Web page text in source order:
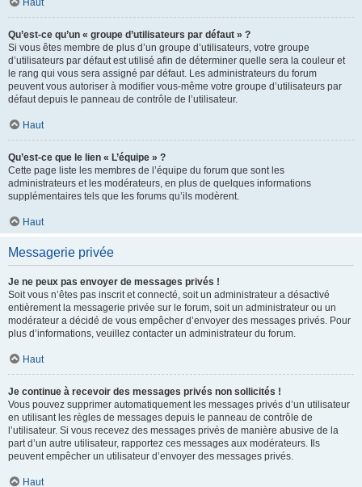
Haut
Qu’est-ce qu’un « groupe d’utilisateurs par défaut » ?
Si vous êtes membre de plus d’un groupe d’utilisateurs, votre groupe
d’utilisateurs par défaut est utilisé afin de déterminer quelle sera la couleur et
le rang qui vous sera assigné par défaut. Les administrateurs du forum
peuvent vous autoriser à modifier vous-même votre groupe d’utilisateurs par
défaut depuis le panneau de contrôle de l’utilisateur.
Haut
Qu’est-ce que le lien « L’équipe » ?
Cette page liste les membres de l’équipe du forum que sont les
administrateurs et les modérateurs, en plus de quelques informations
supplémentaires tels que les forums qu’ils modèrent.
Haut
Messagerie privée
Je ne peux pas envoyer de messages privés !
Soit vous n’êtes pas inscrit et connecté, soit un administrateur a désactivé
entièrement la messagerie privée sur le forum, soit un administrateur ou un
modérateur a décidé de vous empêcher d’envoyer des messages privés. Pour
plus d’informations, veuillez contacter un administrateur du forum.
Haut
Je continue à recevoir des messages privés non sollicités !
Vous pouvez supprimer automatiquement les messages privés d’un utilisateur
en utilisant les règles de messages depuis le panneau de contrôle de
l’utilisateur. Si vous recevez des messages privés de manière abusive de la
part d’un autre utilisateur, rapportez ces messages aux modérateurs. Ils
peuvent empêcher un utilisateur d’envoyer des messages privés.
Haut